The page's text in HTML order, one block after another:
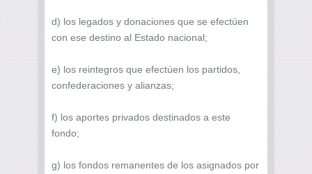
d) los legados y donaciones que se efectúen
con ese destino al Estado nacional;
e) los reintegros que efectúen los partidos,
confederaciones y alianzas;
f) los aportes privados destinados a este
fondo;
g) los fondos remanentes de los asignados por